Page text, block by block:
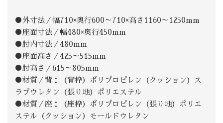
●外寸法／幅710×奥行600～710×高さ1160～1250mm
●座面寸法／幅480×奥行450mm
●肘内寸法／480mm
●座面高さ／425～515mm
●肘高さ／615～805mm
●材質／背：（背枠）ポリプロピレン（クッション）ス
ラブウレタン（張り地）ポリエステル
●材質／座：（座枠）ポリプロピレン（張り地）ポリエ
ステル（クッション）モールドウレタン